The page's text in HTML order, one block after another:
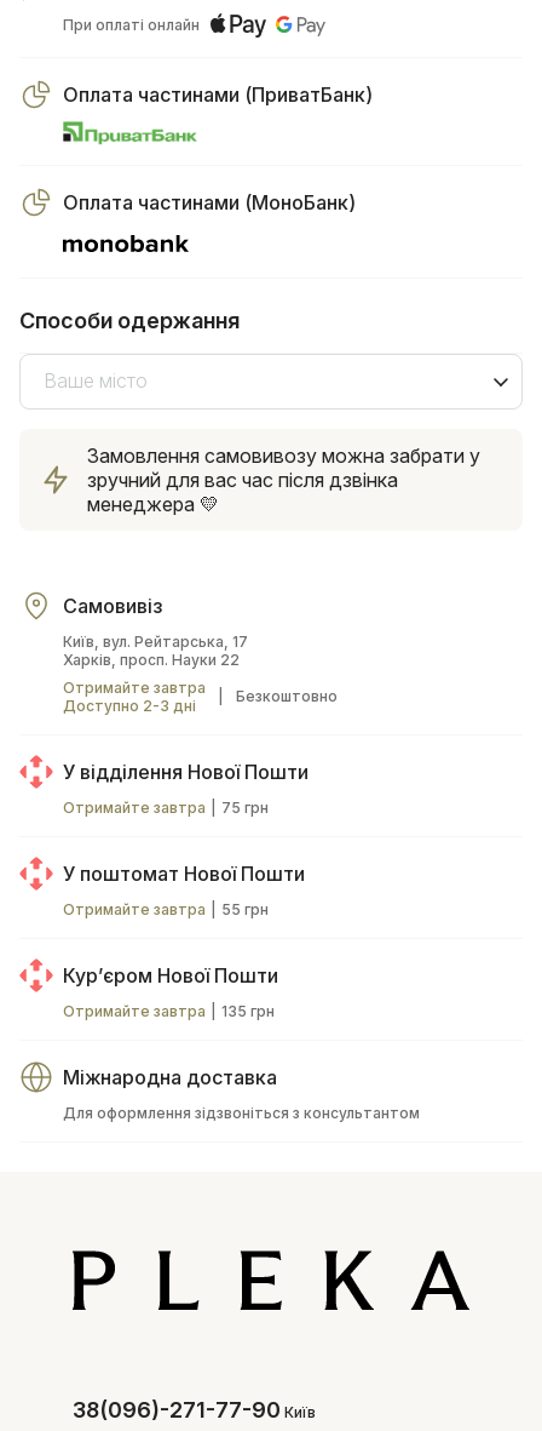
При оплаті онлайн
Оплата частинами (ПриватБанк)
Оплата частинами (МоноБанк)
Способи одержання
Ваше місто
Замовлення самовивозу можна забрати у
зручний для вас час після дзвінка
менеджера 💛
Самовивіз
Київ, вул. Рейтарська, 17
Харків, просп. Науки 22
Отримайте завтра
Доступно 2-3 дні
Безкоштовно
У відділення Нової Пошти
Отримайте завтра 75 грн
У поштомат Нової Пошти
Отримайте завтра 55 грн
Курʼєром Нової Пошти
Отримайте завтра 135 грн
Міжнародна доставка
Для оформлення зідзвоніться з консультантом
38(096)-271-77-90 Київ